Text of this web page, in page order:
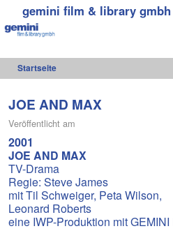
gemini film & library gmbh
Startseite
JOE AND MAX
Veröffentlicht am
2001
JOE AND MAX
TV-Drama
Regie: Steve James
mit Til Schweiger, Peta Wilson,
Leonard Roberts
eine IWP-Produktion mit